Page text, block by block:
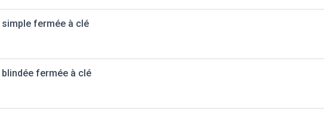
fermée à clé
fermée à clé